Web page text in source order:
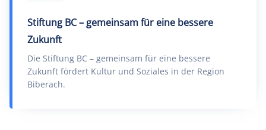
Stiftung BC – gemeinsam für eine bessere
Zukunft
Die Stiftung BC – gemeinsam für eine bessere
Zukunft fördert Kultur und Soziales in der Region
Biberach.